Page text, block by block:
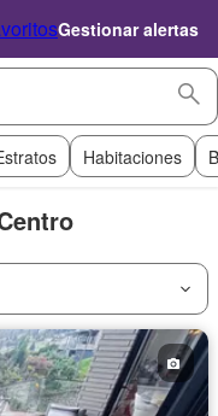
Gestionar alertas
Habitaciones